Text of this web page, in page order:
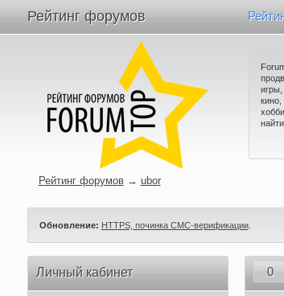
Рейтинг форумов
Рейтинг форумов → ubor
Обновление: HTTPS, починка СМС-верификации.
Личный кабинет 0